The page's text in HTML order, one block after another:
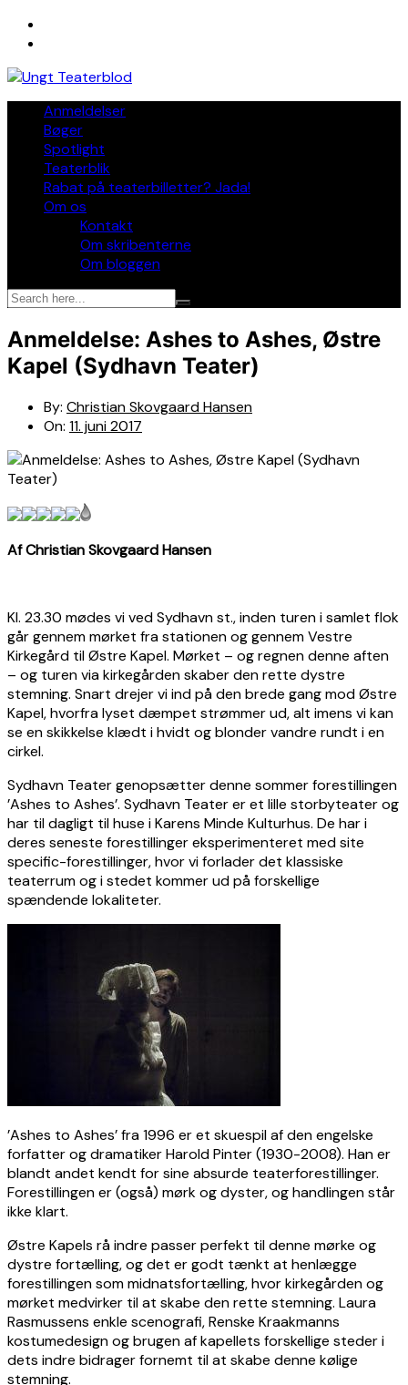
Skip
Anmeldelser
Bøger
Spotlight
Teaterblik
Rabat på teaterbilletter? Jada!
Om os
Kontakt
Om skribenterne
Om bloggen
Anmeldelse: Ashes to Ashes, Østre
Kapel (Sydhavn Teater)
By: Christian Skovgaard Hansen
On: 11. juni 2017
Af Christian Skovgaard Hansen
Kl. 23.30 mødes vi ved Sydhavn st., inden turen i samlet flok
går gennem mørket fra stationen og gennem Vestre
Kirkegård til Østre Kapel. Mørket – og regnen denne aften
– og turen via kirkegården skaber den rette dystre
stemning. Snart drejer vi ind på den brede gang mod Østre
Kapel, hvorfra lyset dæmpet strømmer ud, alt imens vi kan
se en skikkelse klædt i hvidt og blonder vandre rundt i en
cirkel.
Sydhavn Teater genopsætter denne sommer forestillingen
’Ashes to Ashes’. Sydhavn Teater er et lille storbyteater og
har til dagligt til huse i Karens Minde Kulturhus. De har i
deres seneste forestillinger eksperimenteret med site
specific-forestillinger, hvor vi forlader det klassiske
teaterrum og i stedet kommer ud på forskellige
spændende lokaliteter.
’Ashes to Ashes’ fra 1996 er et skuespil af den engelske
forfatter og dramatiker Harold Pinter (1930-2008). Han er
blandt andet kendt for sine absurde teaterforestillinger.
Forestillingen er (også) mørk og dyster, og handlingen står
ikke klart.
Østre Kapels rå indre passer perfekt til denne mørke og
dystre fortælling, og det er godt tænkt at henlægge
forestillingen som midnatsfortælling, hvor kirkegården og
mørket medvirker til at skabe den rette stemning. Laura
Rasmussens enkle scenografi, Renske Kraakmanns
kostumedesign og brugen af kapellets forskellige steder i
dets indre bidrager fornemt til at skabe denne kølige
stemning.